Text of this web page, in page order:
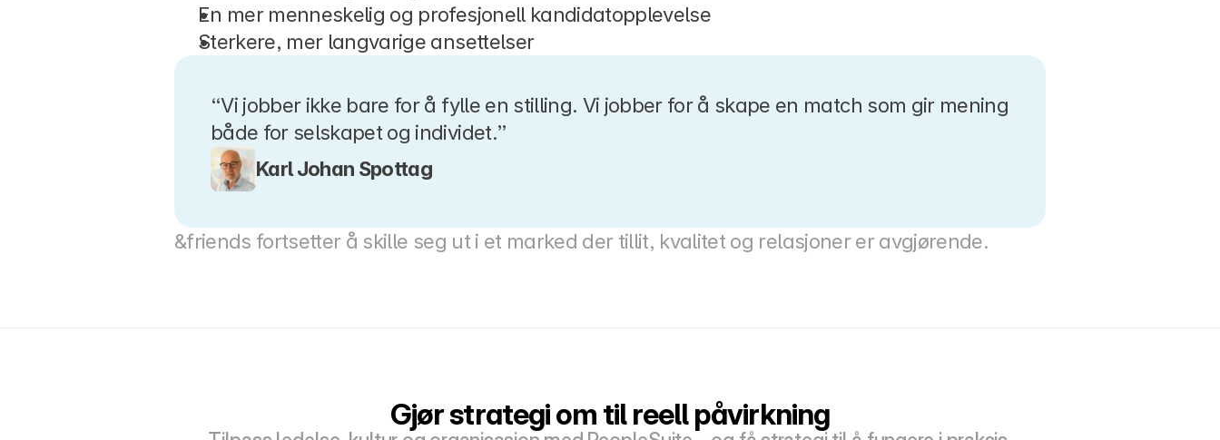
En mer menneskelig og profesjonell kandidatopplevelse
Sterkere, mer langvarige ansettelser
“Vi jobber ikke bare for å fylle en stilling. Vi jobber for å skape en match som gir mening
både for selskapet og individet.”
Karl Johan Spottag
&friends fortsetter å skille seg ut i et marked der tillit, kvalitet og relasjoner er avgjørende.
Gjør strategi om til reell påvirkning